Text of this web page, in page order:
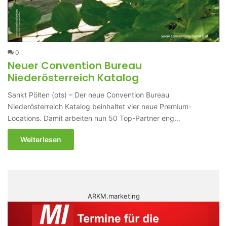
0
Neuer Convention Bureau
Niederösterreich Katalog
Sankt Pölten (ots) – Der neue Convention Bureau
Niederösterreich Katalog beinhaltet vier neue Premium-
Locations. Damit arbeiten nun 50 Top-Partner eng…
Weiterlesen
ARKM.marketing